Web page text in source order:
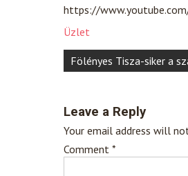
https://
Üzlet
Post
navigation
Fölényes Tisza-siker a
Leave a Reply
Your email address will
Comment *